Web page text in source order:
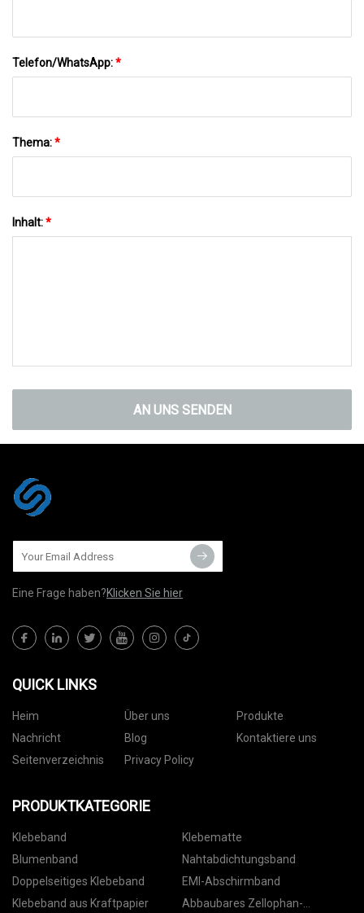
Telefon/WhatsApp:*
Thema:*
Inhalt:*
AN UNS SENDEN
Eine Frage haben?Klicken Sie hier
QUICK LINKS
Heim Über uns
Produkte
Nachricht
Blog
Kontaktiere uns
Seitenverzeichnis
Privacy Policy
PRODUKTKATEGORIE
Klebeband
Klebematte
Blumenband
Nahtabdichtungsband
Doppelseitiges Klebeband
EMI-Abschirmband
Klebeband aus Kraftpapier
Abbaubares Zellophan-